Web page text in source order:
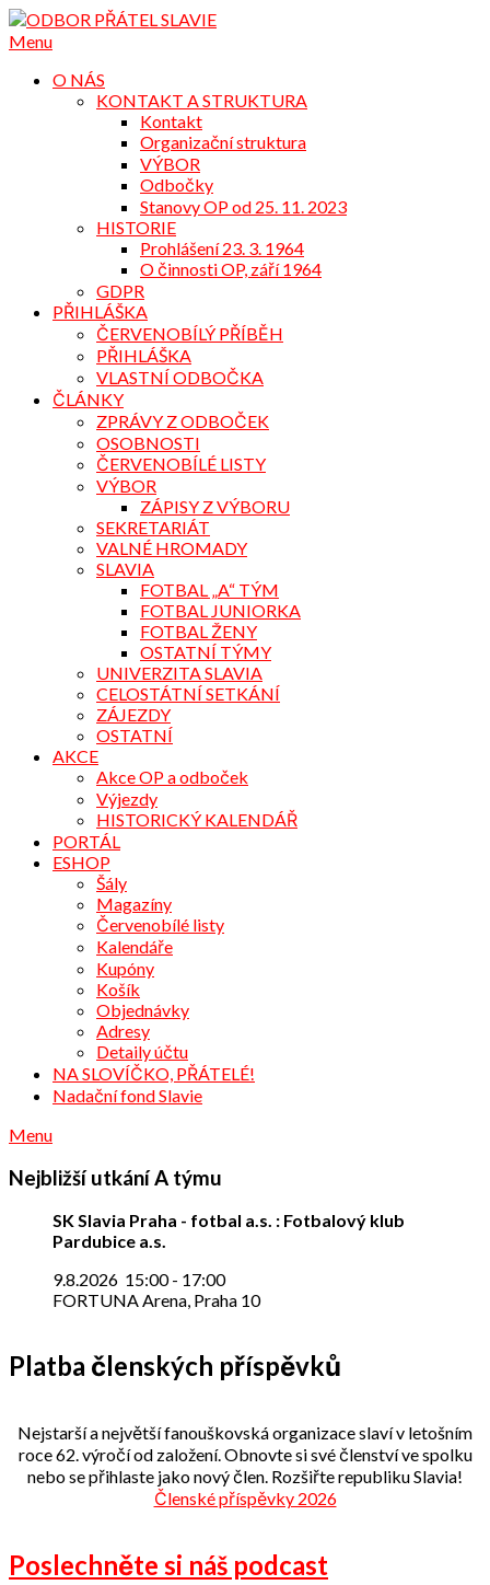
Přejdi
na
Menu
O NÁS
KONTAKT A STRUKTURA
Kontakt
Organizační struktura
VÝBOR
Odbočky
Stanovy OP od 25. 11. 2023
HISTORIE
Prohlášení 23. 3. 1964
O činnosti OP, září 1964
GDPR
PŘIHLÁŠKA
ČERVENOBÍLÝ PŘÍBĚH
PŘIHLÁŠKA
VLASTNÍ ODBOČKA
ČLÁNKY
ZPRÁVY Z ODBOČEK
OSOBNOSTI
ČERVENOBÍLÉ LISTY
VÝBOR
ZÁPISY Z VÝBORU
SEKRETARIÁT
VALNÉ HROMADY
SLAVIA
FOTBAL „A“ TÝM
FOTBAL JUNIORKA
FOTBAL ŽENY
OSTATNÍ TÝMY
UNIVERZITA SLAVIA
CELOSTÁTNÍ SETKÁNÍ
ZÁJEZDY
OSTATNÍ
AKCE
Akce OP a odboček
Výjezdy
HISTORICKÝ KALENDÁŘ
PORTÁL
ESHOP
Šály
Magazíny
Červenobílé listy
Kalendáře
Kupóny
Košík
Objednávky
Adresy
Detaily účtu
NA SLOVÍČKO, PŘÁTELÉ!
Nadační fond Slavie
Menu
Nejbližší utkání A týmu
SK Slavia Praha - fotbal a.s. : Fotbalový klub
Pardubice a.s.
9.8.2026 15:00- 17:00
FORTUNA Arena, Praha 10
Platba členských příspěvků
Nejstarší a největší fanouškovská organizace slaví v letošním
roce 62. výročí od založení. Obnovte si své členství ve spolku
nebo se přihlaste jako nový člen. Rozšiřte republiku Slavia!
Členské příspěvky 2026
Poslechněte si náš podcast